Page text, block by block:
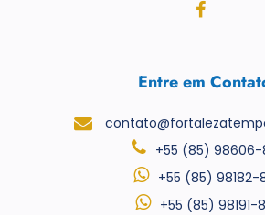
Entre em
+55 (85) 98606-
+55 (85) 98182-
+55 (85) 98191-